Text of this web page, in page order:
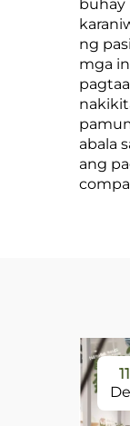
buhay
ng
mga
abala
ang
11